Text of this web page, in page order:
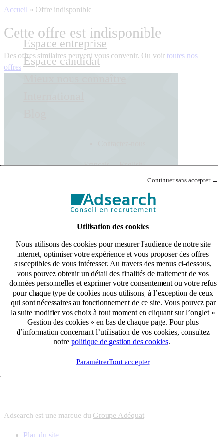
Continuer sans accepter →
Utilisation des cookies
Nous utilisons des cookies pour mesurer l'audience de notre site
internet, optimiser votre expérience et vous proposer des offres
susceptibles de vous intéresser. Au travers des menus ci-dessous,
vous pouvez obtenir un détail des finalités de traitement de vos
données personnelles et exprimer votre consentement ou votre refus
pour chaque type de cookies nous utilisons, à l’exception de ceux
qui sont nécessaires au fonctionnement de ce site. Vous pouvez par
la suite modifier vos choix à tout moment en cliquant sur l’onglet «
Gestion des cookies » en bas de chaque page. Pour plus
d’information concernant l’utilisation de vos cookies, consultez
notre politique de gestion des cookies
ParamétrerTout accepter
Espace entreprise
Espace candidat
Français English
Accueil » Offre indisponible
Cette offre est indisponible
Des offres similaires peuvent vous convenir. Ou voir toutes nos
offres
s'adapter à vos besoin en recrutement
10 univers
connaître votre secteur et ses enjeux
12 bureaux en France
proximité avec nos clients et nos talents
6 solutions
s'adapter à vos besoin en recrutement
10 univers
connaître votre secteur et ses enjeux
proximité avec nos clients et nos talents
Adsearch est une marque du Groupe Adéquat
Plan du site